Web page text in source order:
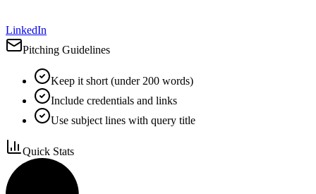
LinkedIn
Pitching Guidelines
Keep it short (under 200 words)
Include credentials and links
Use subject lines with query title
Quick Stats